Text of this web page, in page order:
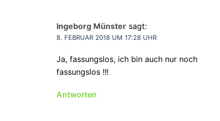
Ingeborg Münster sagt:
8. FEBRUAR 2018 UM 17:28 UHR
Ja, fassungslos, ich bin auch nur noch
fassungslos !!!
Antworten